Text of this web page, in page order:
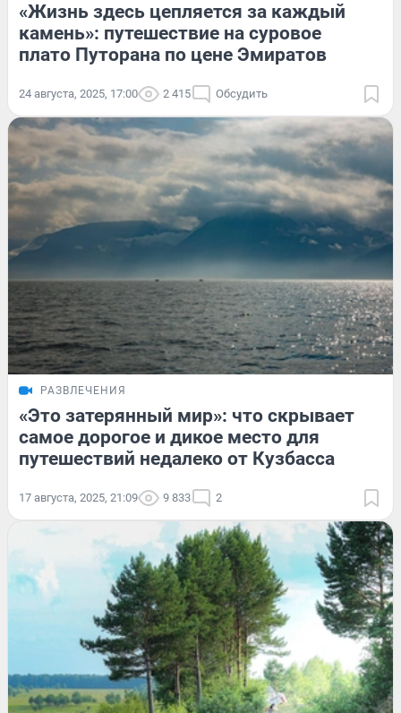
«Жизнь здесь цепляется за каждый
камень»: путешествие на суровое
плато Путорана по цене Эмиратов
24 августа, 2025, 17:00 2 415 Обсудить
РАЗВЛЕЧЕНИЯ
«Это затерянный мир»: что скрывает
самое дорогое и дикое место для
путешествий недалеко от Кузбасса
17 августа, 2025, 21:09 9 833 2